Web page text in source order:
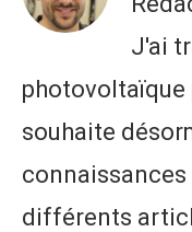
J'ai
photovoltaïque
souhaite
différents